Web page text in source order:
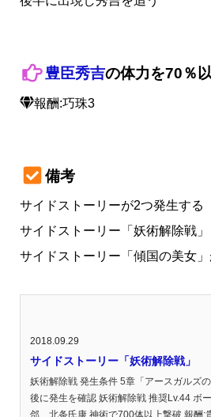
豊臣秀吉の体力を70％
報酬:巧珠3
備考
サイドストーリーが2つ発生する
サイドストーリー「妖術解除戦」
サイドストーリー「傾国の美女
2018.09.29
サイドストーリー「妖術解除戦」
妖術解除戦 発生条件 5章「アースガルズ
後に発生を確認 妖術解除戦 推奨Lv.44 ボ